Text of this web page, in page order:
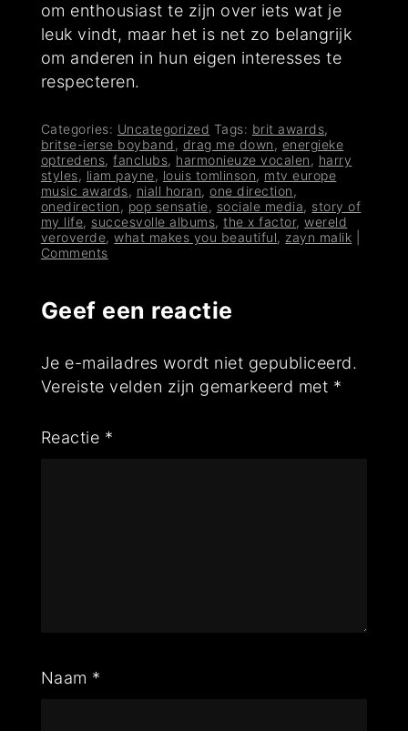
om enthousiast te zijn over iets wat je
leuk vindt, maar het is net zo belangrijk
om anderen in hun eigen interesses te
respecteren.
Categories: Uncategorized Tags: brit awards,
britse-ierse boyband , drag me down , energieke
optredens,fanclubs, harmonieuze vocalen , harry
styles, liam payne, louis tomlinson, mtv europe
music awards, niall horan,one direction ,
onedirection , pop sensatie, sociale media, story of
my life, succesvolle albums,the x factor,wereld
veroverde,what makes you beautiful, zayn malik
Comments
Geef een reactie
Je e-mailadres wordt niet gepubliceerd.
Vereiste velden zijn gemarkeerd met *
Reactie *
Naam *